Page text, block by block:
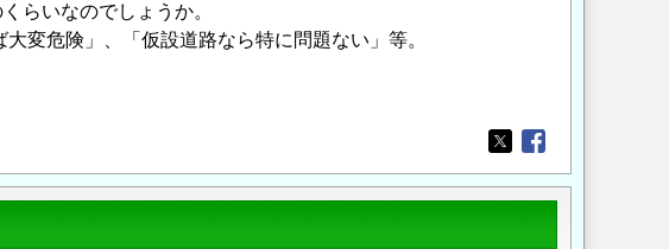
らいなのでしょうか。
変危険」、「仮設道路なら特に問題ない」等。
Opens in a new
Opens in a new